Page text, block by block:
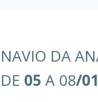
NAVIO DA
DE 05 A 08/